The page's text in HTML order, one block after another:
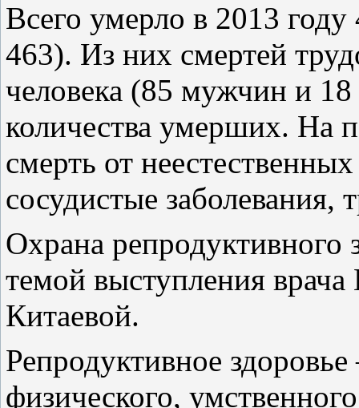
Всего умерло в 2013
463). Из них смертей
человека (85 мужчин и
количества умерших. На
смерть от
сосудистые заболевания,
Охрана репродуктивного
темой выступления
Китаевой.
Репродуктивное
физического,